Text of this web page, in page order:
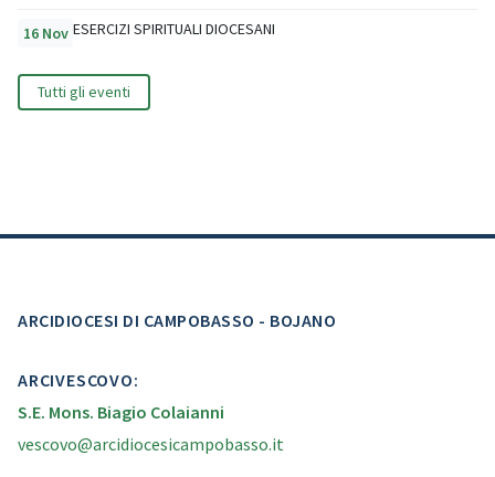
16 Nov ESERCIZI SPIRITUALI DIOCESANI
Tutti gli eventi
ARCIDIOCESI DI CAMPOBASSO - BOJANO
ARCIVESCOVO:
S.E. Mons. Biagio Colaianni
vescovo@arcidiocesicampobasso.it